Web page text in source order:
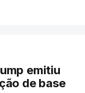
emitiu
de base